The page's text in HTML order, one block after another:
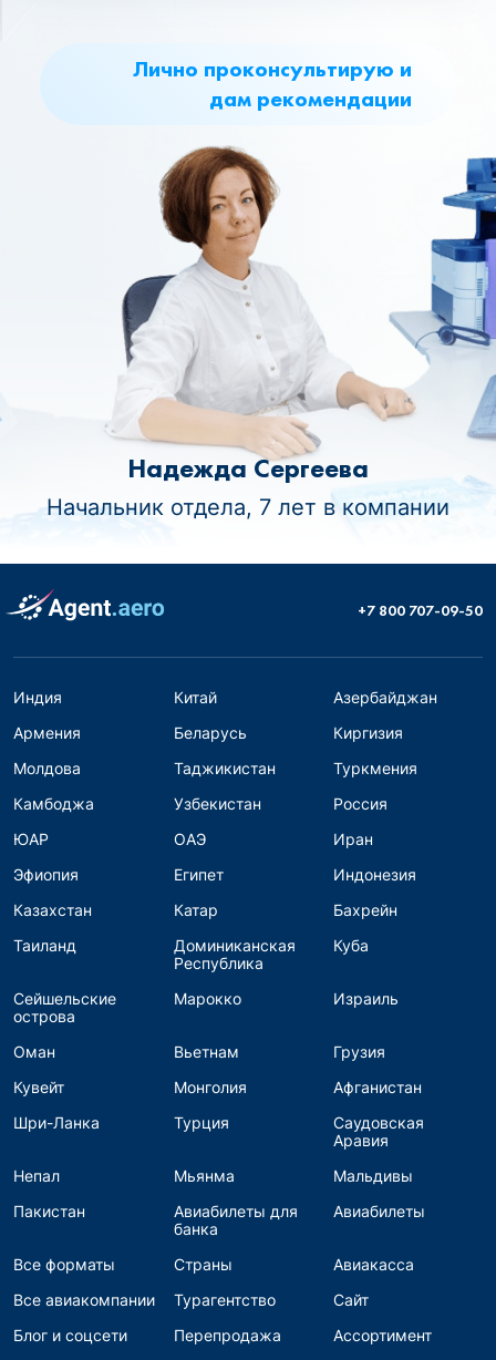
Лично проконсультирую и
дам рекомендации
Надежда Сергеева
Начальник отдела, 7 лет в компании
+7 800 707-09-50
Индия Китай
Азербайджан
Армения
Беларусь
Киргизия
Молдова
Таджикистан
Туркмения
Камбоджа
Узбекистан
Россия
ЮАР
ОАЭ
Иран
Эфиопия
Египет
Индонезия
Казахстан
Катар
Бахрейн
Таиланд
Доминиканская
Республика
Куба
Сейшельские
острова
Марокко Израиль
Оман Вьетнам
Грузия
Кувейт
Монголия
Афганистан
Шри-Ланка
Турция
Саудовская
Аравия
Непал
Мьянма
Мальдивы
Пакистан
Авиабилеты для
банка
Авиабилеты
Все форматы Страны
Авиакасса
Все авиакомпании
Турагентство
Сайт
Блог и соцсети
Перепродажа
Ассортимент